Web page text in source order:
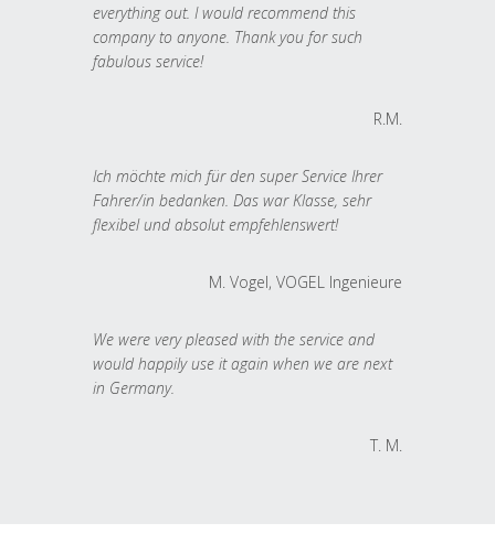
everything out. I would recommend this
company to anyone. Thank you for such
fabulous service!
R.M.
Ich möchte mich für den super Service Ihrer
Fahrer/in bedanken. Das war Klasse, sehr
flexibel und absolut empfehlenswert!
M. Vogel, VOGEL Ingenieure
We were very pleased with the service and
would happily use it again when we are next
in Germany.
T. M.